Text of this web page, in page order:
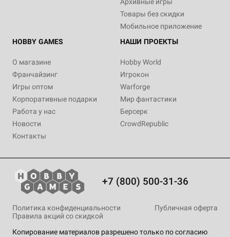
Архивные игры
Товары без скидки
Мобильное приложение
HOBBY GAMES
О магазине
Франчайзинг
Игры оптом
Корпоративные подарки
Работа у нас
Новости
Контакты
НАШИ ПРОЕКТЫ
Hobby World
Игрокон
Warforge
Мир фантастики
Берсерк
CrowdRepublic
+7 (800) 500-31-36
Копирование материалов разрешено только по согласию
Политика конфиденциальности
Публичная оферта
Правила акций со скидкой